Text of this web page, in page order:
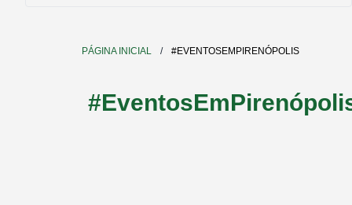
PÁGINA INICIAL / #EVENTOSEMPIRENÓPOLIS